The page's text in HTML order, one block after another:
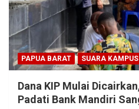
PAPUA BARAT SUARA KAMPUS
Dana KIP Mulai
Padati Bank Mandiri